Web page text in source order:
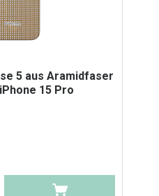
5 aus Aramidfaser
15 Pro